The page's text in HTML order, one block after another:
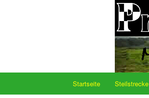
Startseite Steilstrecke